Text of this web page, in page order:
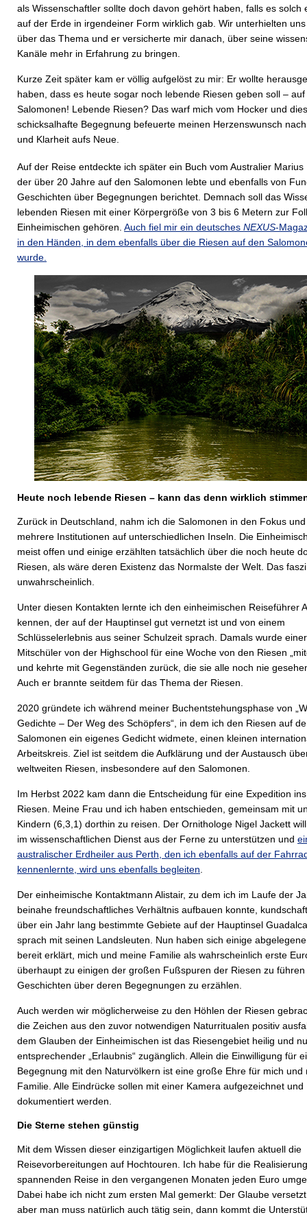
als Wissenschaftler sollte doch davon gehört haben, falls es solch
auf der Erde in irgendeiner Form wirklich gab. Wir unterhielten
über das Thema und er versicherte mir danach, über seine
Kanäle mehr in Erfahrung zu bringen.
Kurze Zeit später kam er völlig aufgelöst zu mir: Er wollte
haben, dass es heute sogar noch lebende Riesen geben soll –
Salomonen! Lebende Riesen? Das warf mich vom Hocker und
schicksalhafte Begegnung befeuerte meinen Herzenswunsch
und Klarheit aufs Neue.
Auf der Reise entdeckte ich später ein Buch vom Australier Marius
der über 20 Jahre auf den Salomonen lebte und ebenfalls von
Geschichten über Begegnungen berichtet. Demnach soll das
lebenden Riesen mit einer Körpergröße von 3 bis 6 Metern zur
Einheimischen gehören. Auch fiel mir ein deutsches NEXUS-
in den Händen, in dem ebenfalls über die Riesen auf den
wurde.
Heute noch lebende Riesen – kann das denn wirklich
Zurück in Deutschland, nahm ich die Salomonen in den Fokus
mehrere Institutionen auf unterschiedlichen Inseln. Die
meist offen und einige erzählten tatsächlich über die noch heute
Riesen, als wäre deren Existenz das Normalste der Welt. Das
unwahrscheinlich.
Unter diesen Kontakten lernte ich den einheimischen Reiseführer
kennen, der auf der Hauptinsel gut vernetzt ist und von einem
Schlüsselerlebnis aus seiner Schulzeit sprach. Damals wurde
Mitschüler von der Highschool für eine Woche von den Riesen
und kehrte mit Gegenständen zurück, die sie alle noch nie
Auch er brannte seitdem für das Thema der Riesen.
2020 gründete ich während meiner Buchentstehungsphase von
Gedichte – Der Weg des Schöpfers“, in dem ich den Riesen auf
Salomonen ein eigenes Gedicht widmete, einen kleinen
Arbeitskreis. Ziel ist seitdem die Aufklärung und der Austausch
weltweiten Riesen, insbesondere auf den Salomonen.
Im Herbst 2022 kam dann die Entscheidung für eine Expedition
Riesen. Meine Frau und ich haben entschieden, gemeinsam mit
Kindern (6,3,1) dorthin zu reisen. Der Ornithologe Nigel Jackett
im wissenschaftlichen Dienst aus der Ferne zu unterstützen und
australischer Erdheiler aus Perth, den ich ebenfalls auf der
kennenlernte, wird uns ebenfalls begleiten
Der einheimische Kontaktmann Alistair, zu dem ich im Laufe der
beinahe freundschaftliches Verhältnis aufbauen konnte,
über ein Jahr lang bestimmte Gebiete auf der Hauptinsel
sprach mit seinen Landsleuten. Nun haben sich einige
bereit erklärt, mich und meine Familie als wahrscheinlich erste
überhaupt zu einigen der großen Fußspuren der Riesen zu
Geschichten über deren Begegnungen zu erzählen.
Auch werden wir möglicherweise zu den Höhlen der Riesen
die Zeichen aus den zuvor notwendigen Naturritualen positiv
dem Glauben der Einheimischen ist das Riesengebiet heilig und
entsprechender „Erlaubnis“ zugänglich. Allein die Einwilligung für
Begegnung mit den Naturvölkern ist eine große Ehre für mich und
Familie. Alle Eindrücke sollen mit einer Kamera aufgezeichnet und
dokumentiert werden.
Die Sterne stehen günstig
Mit dem Wissen dieser einzigartigen Möglichkeit laufen aktuell die
Reisevorbereitungen auf Hochtouren. Ich habe für die
spannenden Reise in den vergangenen Monaten jeden Euro
Dabei habe ich nicht zum ersten Mal gemerkt: Der Glaube
aber man muss natürlich auch tätig sein, dann kommt die